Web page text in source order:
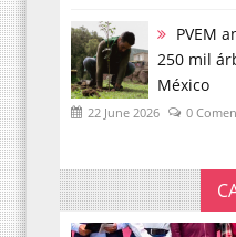
PVEM
250 mil
México
22 June 2026 0